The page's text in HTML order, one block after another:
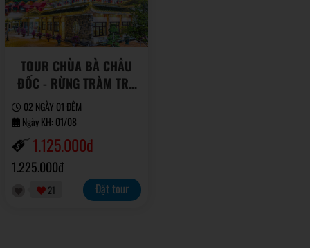
TOUR CHÙA BÀ CHÂU
ĐỐC - RỪNG TRÀM TRÀ
SƯ
02 NGÀY 01 ĐÊM
Ngày KH: 01/08
1.125.000đ
1.225.000đ
21 Đặt tour